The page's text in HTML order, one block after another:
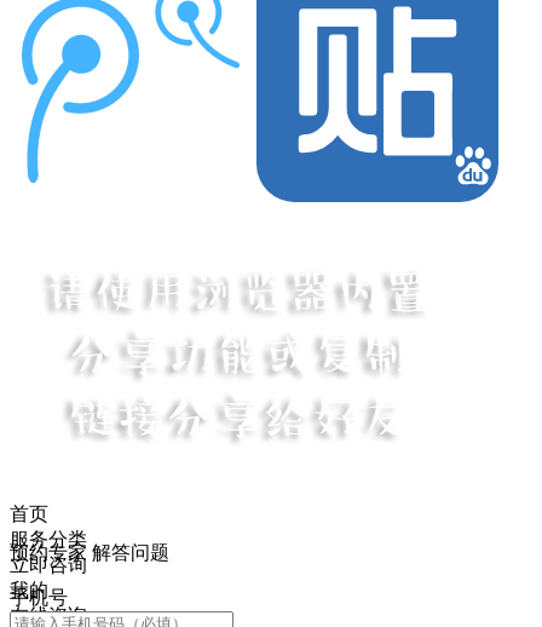
首页
服务分类
立即咨询
我的
在线咨询
预约专家 解答问题
手机号